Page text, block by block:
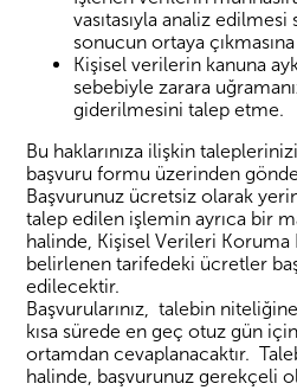
vasıtasıyla analiz
sonucun ortaya
Kişisel verilerin kanuna
sebebiyle zarara
giderilmesini talep etme.
Bu haklarınıza ilişkin
başvuru formu üzerinden
Başvurunuz ücretsiz olarak
talep edilen işlemin ayrıca bir
halinde, Kişisel Verileri Koruma
belirlenen tarifedeki ücretler
edilecektir.
Başvurularınız, talebin
kısa sürede en geç otuz gün
ortamdan cevaplanacaktır.
halinde, başvurunuz gerekçeli